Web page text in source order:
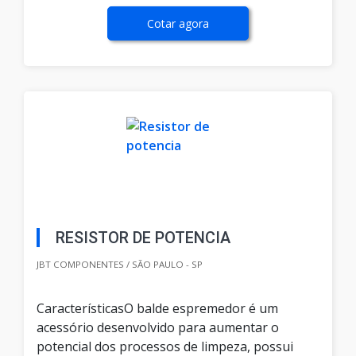
Cotar agora
RESISTOR DE POTENCIA
JBT COMPONENTES / SÃO PAULO - SP
CaracterísticasO balde espremedor é um
acessório desenvolvido para aumentar o
potencial dos processos de limpeza, possui